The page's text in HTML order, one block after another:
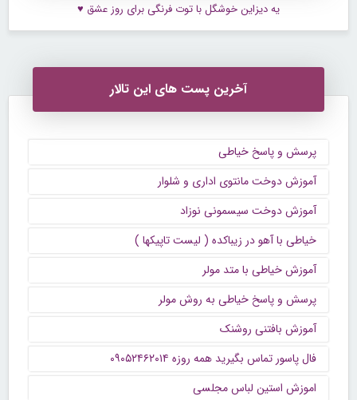
یه دیزاین خوشگل با توت فرنگی برای روز عشق ♥
آخرین پست های این تالار
پرسش و پاسخ خیاطی
آموزش دوخت مانتوی اداری و شلوار
آموزش دوخت سیسمونی نوزاد
خیاطی با آهو در زیباکده ( لیست تاپیکها )
آموزش خیاطی با متد مولر
پرسش و پاسخ خیاطی به روش مولر
آموزش بافتنی روشنک
فال پاسور تماس بگیرید همه روزه ۰۹۰۵۲۴۶۲۰۱۴
اموزش استین لباس مجلسی